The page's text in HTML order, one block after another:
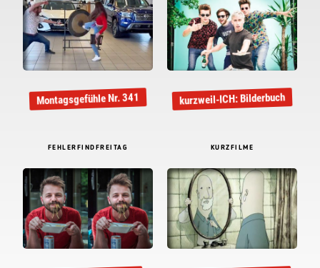
Montagsgefühle Nr. 341 kurzweil-ICH: Bilderbuch
FEHLERFINDFREITAG KURZFILME